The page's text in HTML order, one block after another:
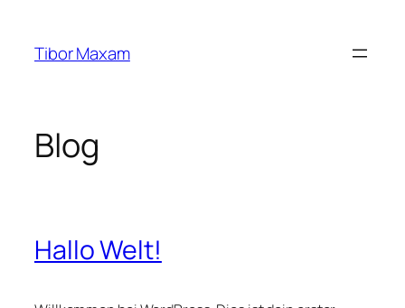
springen
Tibor Maxam
Blog
Hallo Welt!